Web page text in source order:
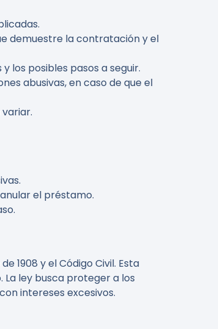
demuestre la contratación y el
los posibles pasos a seguir.
abusivas, en caso de que el
el préstamo.
1908 y el Código Civil. Esta
ley busca proteger a los
intereses excesivos.